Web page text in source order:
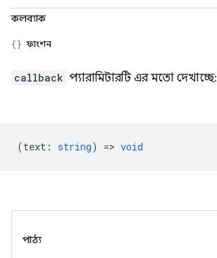
কলব্যাক
ফাংশন
callback প্যারামিটারটি এর মতো দেখাচ্ছে:
(text : string) => void
পাঠ্য